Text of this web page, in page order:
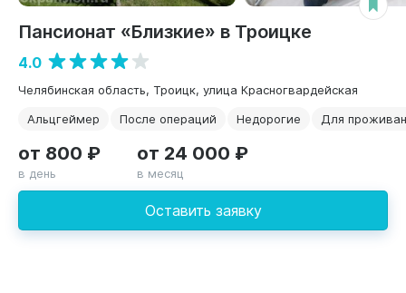
Пансионат «Близкие» в Троицке
4.0
Челябинская область, Троицк, улица Красногвардейская
Альцгеймер
После операций Недорогие Для
Оставить заявку
от 800 ₽
в день
от 24 000 ₽
в месяц